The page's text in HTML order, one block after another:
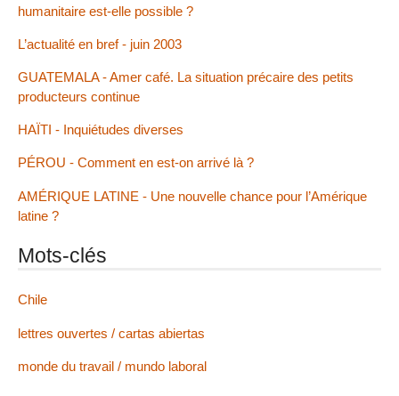
humanitaire est-elle possible ?
L’actualité en bref - juin 2003
GUATEMALA - Amer café. La situation précaire des petits
producteurs continue
HAÏTI - Inquiétudes diverses
PÉROU - Comment en est-on arrivé là ?
AMÉRIQUE LATINE - Une nouvelle chance pour l’Amérique
latine ?
Mots-clés
Chile
lettres ouvertes / cartas abiertas
monde du travail / mundo laboral